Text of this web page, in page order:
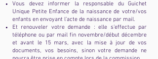
Vous devez informer la responsable du Guichet
Unique Petite Enfance de la naissance de votre/vos
enfants en envoyant l’acte de naissance par mail.
Et renouveler votre demande : elle s’effectue par
téléphone ou par mail fin novembre/début décembre
et avant le 15 mars, avec la mise à jour de vos
documents, vos besoins, sinon votre demande ne